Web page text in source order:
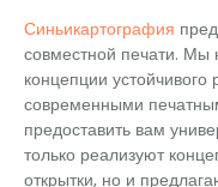
Синьикартография
совместной печати. Мы
концепции
современными
предоставить вам
только реализуют
открытки, но и